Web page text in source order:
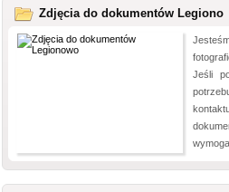
Zdjęcia do dokumentów Legiono
Jeśli